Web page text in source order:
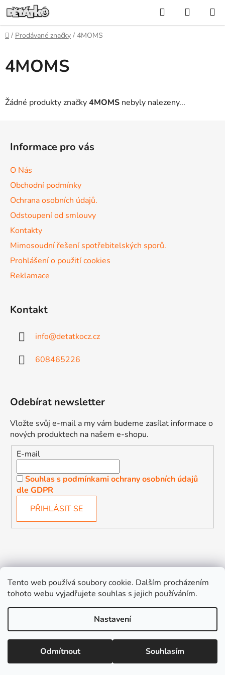
Tento web používá soubory cookie. Dalším procházením
tohoto webu vyjadřujete souhlas s jejich používáním.
Nastavení
Odmítnout Souhlasím
Přejít
na
obsah
Hledat
KOŠÍK
Domů
/ Prodávané značky / 4MOMS
4MOMS
Žádné produkty značky4MOMS nebyly nalezeny...
Informace pro vás
O Nás
Obchodní podmínky
Ochrana osobních údajů.
Odstoupení od smlouvy
Kontakty
Mimosoudní řešení spotřebitelských sporů.
Prohlášení o použití cookies
Reklamace
Kontakt
info@detatkocz.cz
608465226
Odebírat newsletter
Vložte svůj e-mail a my vám budeme zasílat informace o
nových produktech na našem e-shopu.
E-mail
Souhlas s podmínkami ochrany osobních údajů
dle GDPR
PŘIHLÁSIT SE
Vytvořil Shoptet
Copyright 2026Děťátko
. Všechna práva vyhrazena.
Upravit nastavení cookies